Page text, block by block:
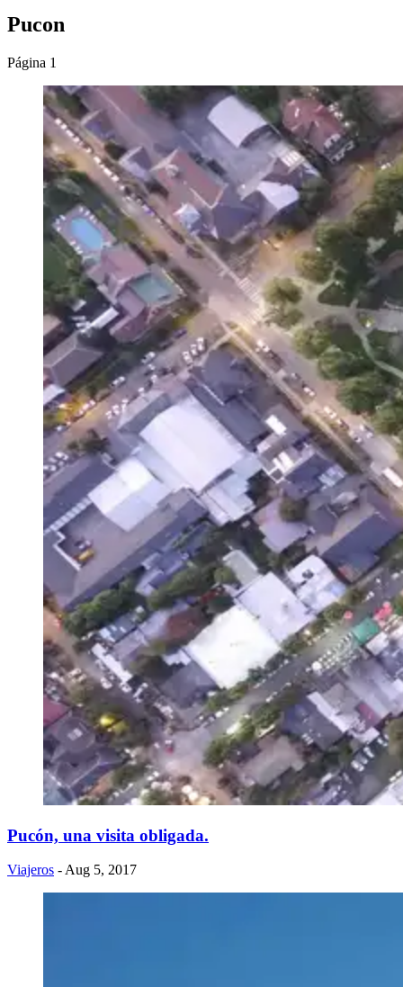
Pucon
Página 1
Pucón, una visita obligada.
Viajeros - Aug 5, 2017